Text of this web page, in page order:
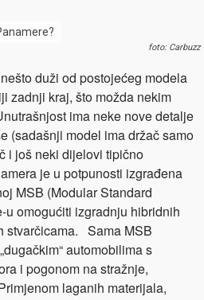
foto: Carbuzz
duži od postojećeg modela
zadnji kraj, što možda nekim
ima neke nove detalje
(sadašnji model ima držač samo
i još neki dijelovi tipično
je u potpunosti izgrađena
MSB (Modular Standard
u omogućiti izgradnju hibridnih
stvarčicama. Sama MSB
automobilima s
i pogonom na stražnje,
laganih materijala,